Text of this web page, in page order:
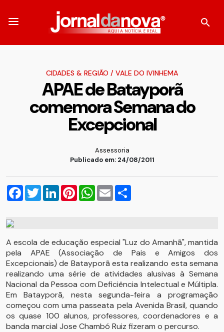
CIDADES & REGIÃO / VALE DO IVINHEMA
APAE de Batayporã
comemora Semana do
Excepcional
Assessoria
Publicado em: 24/08/2011
Facebook
TwitterLinkedInPinterestWhatsApp
Email
A escola de educação especial "Luz do Amanhã", mantida
pela APAE (Associação de Pais e Amigos dos
Excepcionais) de Batayporã esta realizando esta semana
realizando uma série de atividades alusivas à Semana
Nacional da Pessoa com Deficiência Intelectual e Múltipla.
Em Batayporã, nesta segunda-feira a programação
começou com uma passeata pela Avenida Brasil, quando
os quase 100 alunos, professores, coordenadores e a
banda marcial Jose Chambó Ruiz fizeram o percurso.